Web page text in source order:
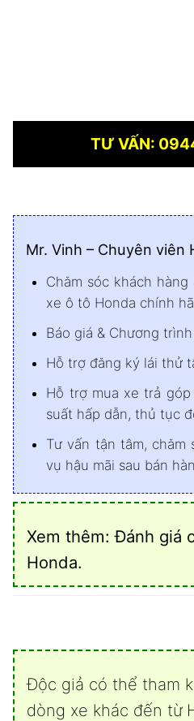
TƯ VẤN:
Mr. Vinh – Chuyên viên
Chăm sóc khách
xe ô tô Honda chính
Báo giá & Chương
Hỗ trợ đăng ký lái thử
Hỗ trợ mua xe trả
suất hấp dẫn, thủ tục
Tư vấn tận tâm, chăm
vụ hậu mãi sau bán
Xem thêm:Đánh giá
Honda.
Độc giả có thể tham
dòng xe khác đến từ